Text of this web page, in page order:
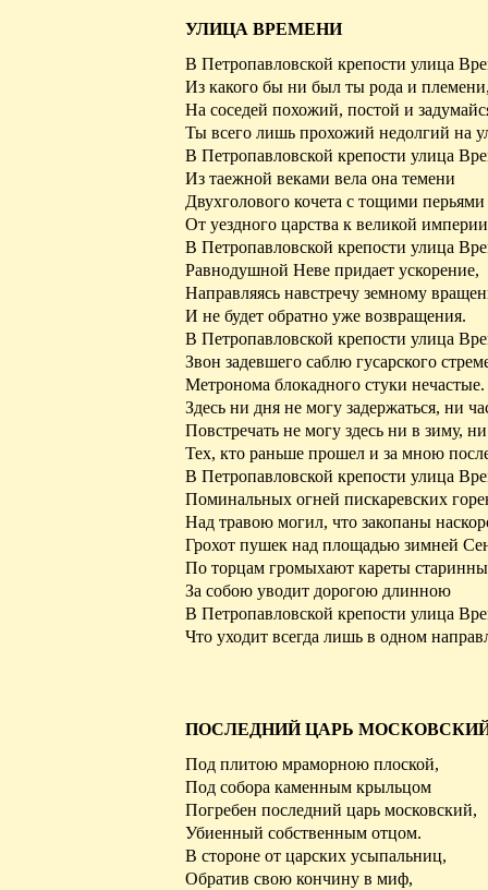
УЛИЦА ВРЕМЕНИ
В Петропавловской крепости улица
Из какого бы ни был ты рода и
На соседей похожий, постой и
Ты всего лишь прохожий недолгий на
В Петропавловской крепости улица
Из таежной веками вела она темени
Двухголового кочета с тощими перьями
От уездного царства к великой
В Петропавловской крепости улица
Равнодушной Неве придает ускорение,
Направляясь навстречу земному
И не будет обратно уже возвращения.
В Петропавловской крепости улица
Звон задевшего саблю гусарского
Метронома блокадного стуки нечастые.
Здесь ни дня не могу задержаться, ни
Повстречать не могу здесь ни в зиму,
Тех, кто раньше прошел и за мною
В Петропавловской крепости улица
Поминальных огней пискаревских
Над травою могил, что закопаны
Грохот пушек над площадью зимней
По торцам громыхают кареты
За собою уводит дорогою длинною
В Петропавловской крепости улица
Что уходит всегда лишь в одном
ПОСЛЕДНИЙ ЦАРЬ
Под плитою мраморною плоской,
Под собора каменным крыльцом
Погребен последний царь московский,
Убиенный собственным отцом.
В стороне от царских усыпальниц,
Обратив свою кончину в миф,